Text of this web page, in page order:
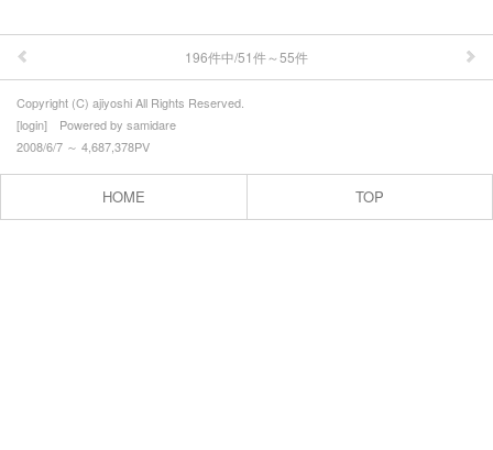
196件中/51件～55件
Copyright (C) ajiyoshi All Rights Reserved.
[login] Powered by samidare
2008/6/7 ～ 4,687,378PV
HOME TOP